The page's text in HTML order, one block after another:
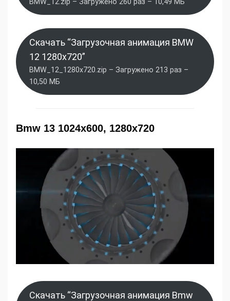
BMW_12.zip – Загружено 260 раз – 10,49 МБ
Скачать “Загрузочная анимация BMW
12 1280x720”
BMW_12_1280x720.zip – Загружено 213 раз –
10,50 МБ
Bmw 13 1024x600, 1280x720
Скачать “Загрузочная анимация Bmw